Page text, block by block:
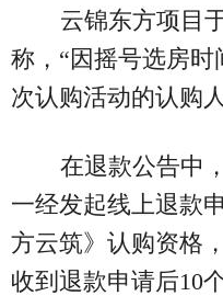
云锦东方项目
称，“因摇号选房
次认购活动的认购
在退款公告中
一经发起线上退款
方云筑》认购资格
收到退款申请后10